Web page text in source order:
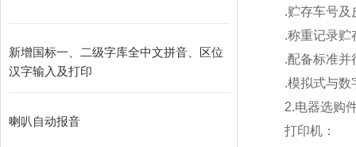
新增国标一、二级字库全中文拼音、区位
汉字输入及打印
喇叭自动报音
.贮存车号及
.称重记录贮
.配备标准并
.模拟式与数
2.电器选购
打印机：